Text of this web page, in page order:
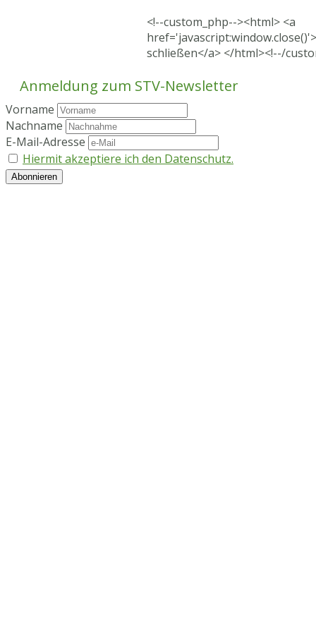
<!--custom_php--><html> <a
schließen</a> </html><!--/
Anmeldung zum STV-Newsletter
Vorname
Nachname
E-Mail-Adresse
Hiermit akzeptiere ich den Datenschutz.